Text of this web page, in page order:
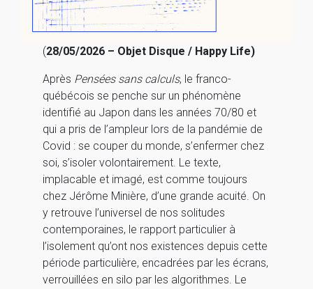
(28/05/2026 – Objet Disque / Happy Life)
Après Pensées sans calculs, le franco-
québécois se penche sur un phénomène
identifié au Japon dans les années 70/80 et
qui a pris de l’ampleur lors de la pandémie de
Covid : se couper du monde, s’enfermer chez
soi, s’isoler volontairement. Le texte,
implacable et imagé, est comme toujours
chez Jérôme Minière, d’une grande acuité. On
y retrouve l’universel de nos solitudes
contemporaines, le rapport particulier à
l’isolement qu’ont nos existences depuis cette
période particulière, encadrées par les écrans,
verrouillées en silo par les algorithmes. Le